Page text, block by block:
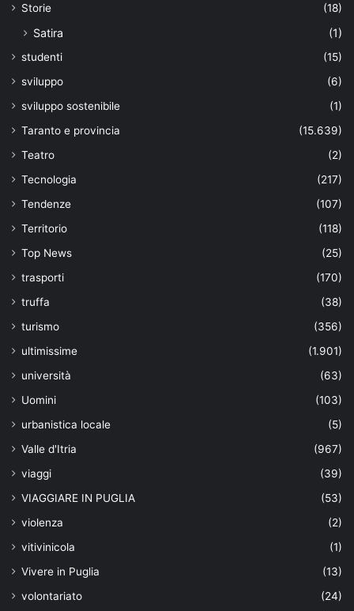
Storie
(18)
Satira (1)
studenti
(15)
sviluppo
(6)
sviluppo sostenibile
(1)
Taranto e provincia
(15.639)
Teatro
(2)
Tecnologia
(217)
Tendenze
(107)
Territorio
(118)
Top News
(25)
trasporti
(170)
truffa
(38)
turismo
(356)
ultimissime
(1.901)
università
(63)
Uomini
(103)
urbanistica locale
(5)
Valle d'Itria
(967)
viaggi
(39)
VIAGGIARE IN PUGLIA
(53)
violenza
(2)
vitivinicola
(1)
Vivere in Puglia
(13)
volontariato
(24)